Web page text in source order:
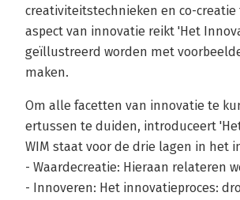
creativiteitstechnieken en co-
aspect van innovatie reikt 'Het
geïllustreerd worden met
maken.
Om alle facetten van innovatie te
ertussen te duiden, introduceert
WIM staat voor de drie lagen in het
- Waardecreatie: Hieraan relateren
- Innoveren: Het innovatieproces: